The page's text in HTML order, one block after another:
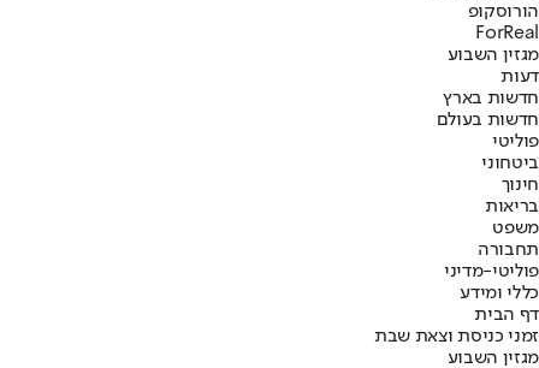
הורוסקופ
ForReal
מגזין השבוע
דעות
חדשות בארץ
חדשות בעולם
פוליטי
ביטחוני
חינוך
בריאות
משפט
תחבורה
פוליטי-מדיני
כללי ומידע
דף הבית
זמני כניסת וצאת שבת
מגזין השבוע